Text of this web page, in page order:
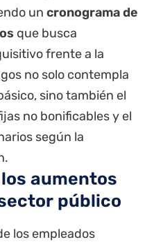
un cronograma de
que busca
frente a la
no solo contempla
sino también el
no bonificables y el
según la
aumentos
público
los empleados